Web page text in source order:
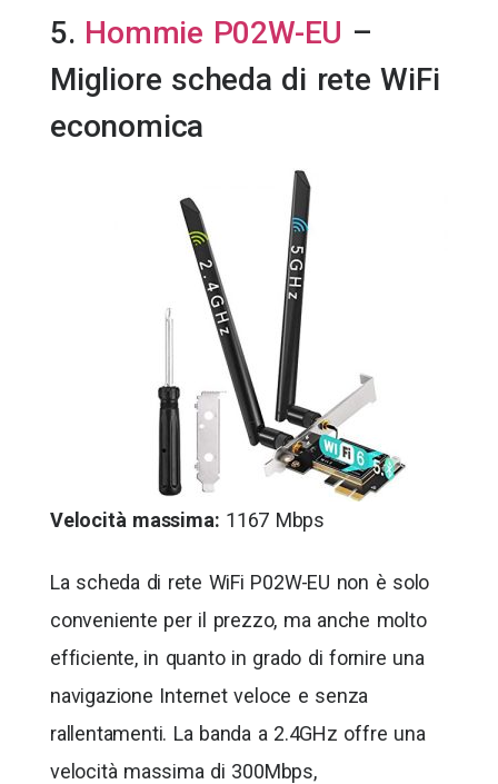
5. Hommie P02W-EU –
Migliore scheda di rete WiFi
economica
Velocità massima: 1167 Mbps
La scheda di rete WiFi P02W-EU non è solo
conveniente per il prezzo, ma anche molto
efficiente, in quanto in grado di fornire una
navigazione Internet veloce e senza
rallentamenti. La banda a 2.4GHz offre una
velocità massima di 300Mbps,